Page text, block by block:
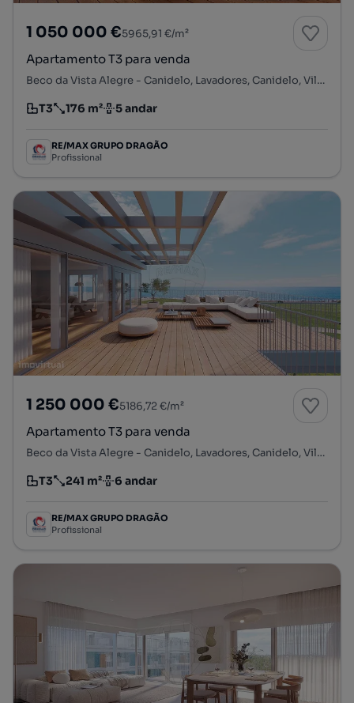
1 050 000 €5965,91 €/m²
Apartamento T3 para venda
Beco da Vista Alegre - Canidelo, Lavadores, Canidelo, Vila Nova de Gaia, Porto
Tipologia
T3
Preço por metro quadrado
176 m²
Andar 5 andar
RE/MAX GRUPO DRAGÃO
Profissional
1 250 000 €5186,72 €/m²
Apartamento T3 para venda
Beco da Vista Alegre - Canidelo, Lavadores, Canidelo, Vila Nova de Gaia, Porto
Tipologia
T3
Preço por metro quadrado
241 m²
Andar 6 andar
RE/MAX GRUPO DRAGÃO
Profissional